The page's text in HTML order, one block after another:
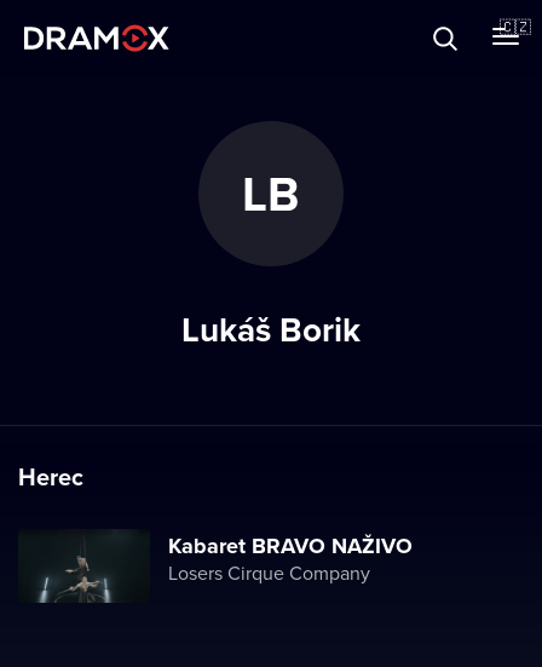
🇨🇿
LB
Lukáš Borik
Herec
Kabaret BRAVO NAŽIVO
Losers Cirque Company